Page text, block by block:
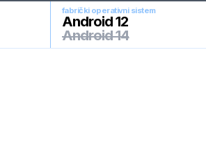
fabrički operativni sistem
Android 12
Android 14